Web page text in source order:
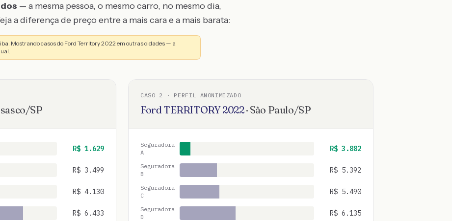
— a mesma pessoa, o mesmo carro, no mesmo dia,
a diferença de preço entre a mais cara e a mais barata:
Mostrando casos do Ford Territory 2022 em outras cidades — a
/SP
R$ 1.629
R$ 3.499
R$ 4.130
R$ 6.433
CASO 2 · PERFIL ANONIMIZADO
Ford TERRITORY2022· São Paulo/SP
Seguradora
A
R$ 3.882
Seguradora
B
R$ 5.392
Seguradora
C
R$ 5.490
Seguradora
D
R$ 6.135